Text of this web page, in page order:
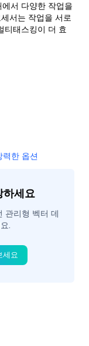
서 다양한 작업을
서는 작업을 서로
티태스킹이 더 효
한 옵션
하세요
관리형 벡터 데
.
세요